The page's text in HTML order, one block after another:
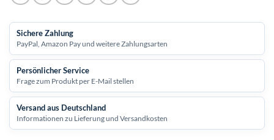
Sichere Zahlung
PayPal, Amazon Pay und weitere Zahlungsarten
Persönlicher Service
Frage zum Produkt per E-Mail stellen
Versand aus Deutschland
Informationen zu Lieferung und Versandkosten